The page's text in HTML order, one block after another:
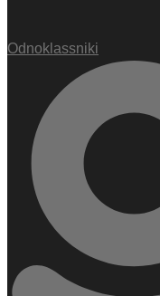
Odnoklassniki